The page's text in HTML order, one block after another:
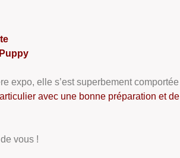
expo, elle s’est superbement comportée
avec une bonne préparation et de
vous !